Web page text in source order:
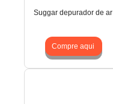
Suggar depurador de ar
Compre aqui